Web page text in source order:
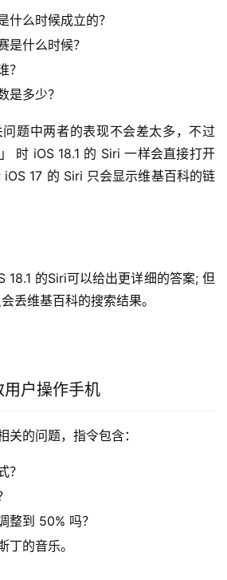
什么时候成立的？
是什么时候？
？
是多少？
题中两者的表现不会差太多，不过
时 iOS 18.1 的 Siri 一样会直接打开
17 的 Siri 只会显示维基百科的链
18.1 的Siri可以给出更详细的答案; 但
丢维基百科的搜索结果。
用户操作手机
关的问题，指令包含：
？
整到 50% 吗？
的音乐。